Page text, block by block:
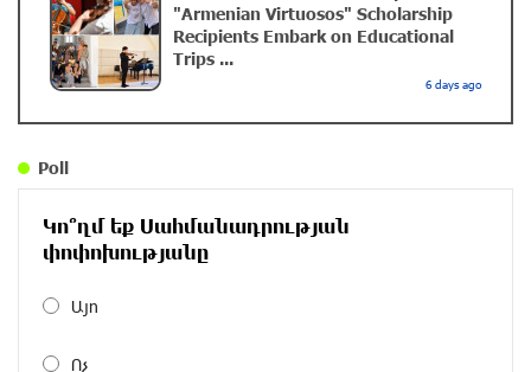
Empowering the Next Generation of Armenian
Talents: “Music for Future” Foundation’s First
Concert in the U.S.
Artsakh” Program
"Armenian Virtuosos" Scholarship
Recipients Embark on Educational
Trips ...
6 days ago
Poll
Կո՞ղմ եք Սահմանադրության
փոփոխությանը
Այո
Ոչ